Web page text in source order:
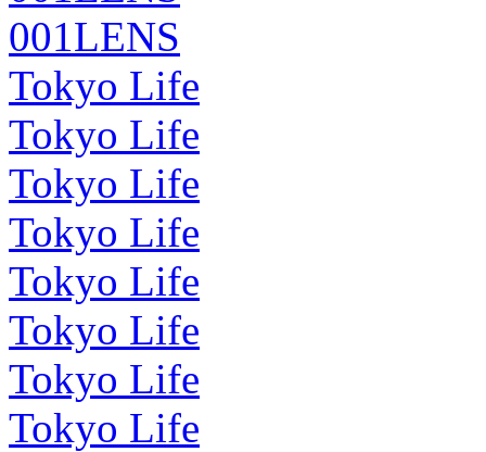
001LENS
Tokyo Life
Tokyo Life
Tokyo Life
Tokyo Life
Tokyo Life
Tokyo Life
Tokyo Life
Tokyo Life